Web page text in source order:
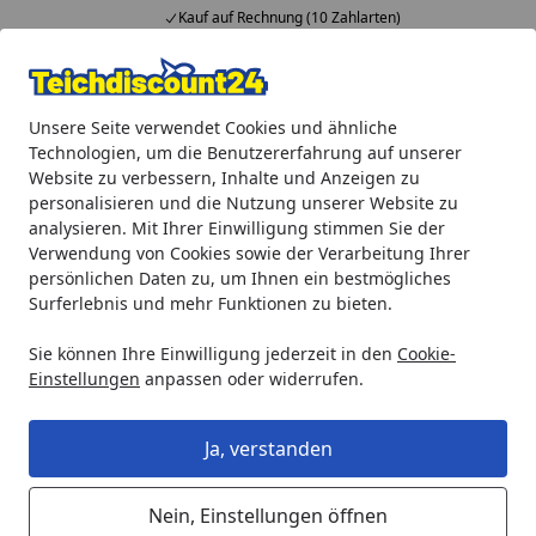
Unsere Seite verwendet Cookies und ähnliche
Technologien, um die Benutzererfahrung auf unserer
Website zu verbessern, Inhalte und Anzeigen zu
personalisieren und die Nutzung unserer Website zu
analysieren. Mit Ihrer Einwilligung stimmen Sie der
Verwendung von Cookies sowie der Verarbeitung Ihrer
persönlichen Daten zu, um Ihnen ein bestmögliches
Surferlebnis und mehr Funktionen zu bieten.
Sie können Ihre Einwilligung jederzeit in den Cookie-
Einstellungen anpassen oder widerrufen.
Ja, verstanden
Nein, Einstellungen öffnen
Kauf auf Rechnung (10 Zahlarten)
Alle Produkte
Mein Konto
Suchen
Startseite
Heissner Solarmodul für SP1000-00 (ET10-SP100)
Heissner Solarmodul für SP1000-00
(ET10-SP100)